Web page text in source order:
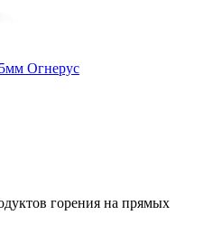
Огнерус
горения на прямых